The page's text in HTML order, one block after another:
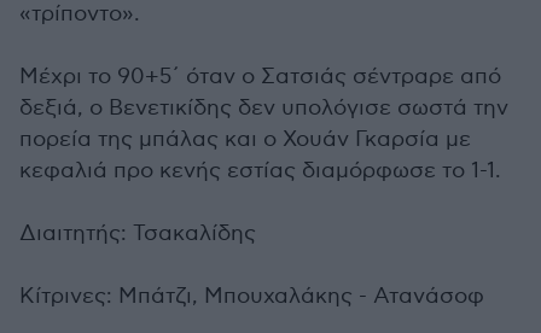
«τρίποντο».
Μέχρι το 90+5΄ όταν ο Σατσιάς σέντραρε από
δεξιά, ο Βενετικίδης δεν υπολόγισε σωστά την
πορεία της μπάλας και ο Χουάν Γκαρσία με
κεφαλιά προ κενής εστίας διαμόρφωσε το 1-1.
Διαιτητής: Τσακαλίδης
Κίτρινες: Μπάτζι, Μπουχαλάκης - Ατανάσοφ